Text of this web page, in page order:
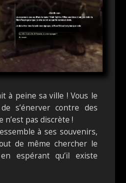
à peine sa ville ! Vous le
s’énerver contre des
n’est pas discrète !
à ses souvenirs,
de même chercher le
espérant qu’il existe